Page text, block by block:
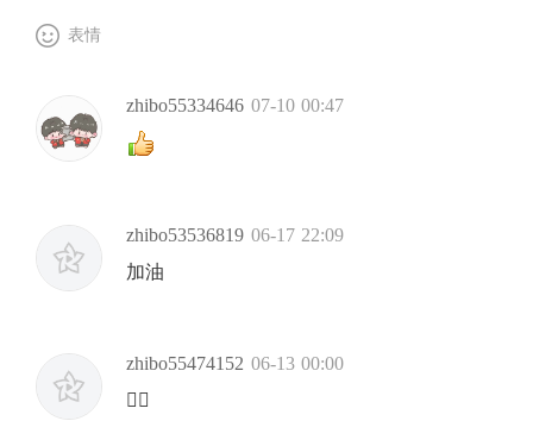
表情
zhibo55334646 07-10 00:47
zhibo53536819 06-17 22:09
加油
zhibo55474152 06-13 00:00
👍🏻